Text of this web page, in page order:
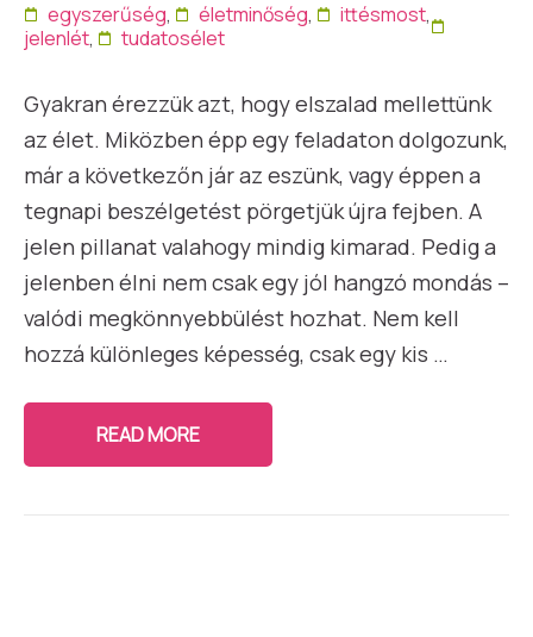
egyszerűség, életminőség, ittésmost,
jelenlét, tudatosélet
Gyakran érezzük azt, hogy elszalad mellettünk
az élet. Miközben épp egy feladaton dolgozunk,
már a következőn jár az eszünk, vagy éppen a
tegnapi beszélgetést pörgetjük újra fejben. A
jelen pillanat valahogy mindig kimarad. Pedig a
jelenben élni nem csak egy jól hangzó mondás –
valódi megkönnyebbülést hozhat. Nem kell
hozzá különleges képesség, csak egy kis …
READ MORE